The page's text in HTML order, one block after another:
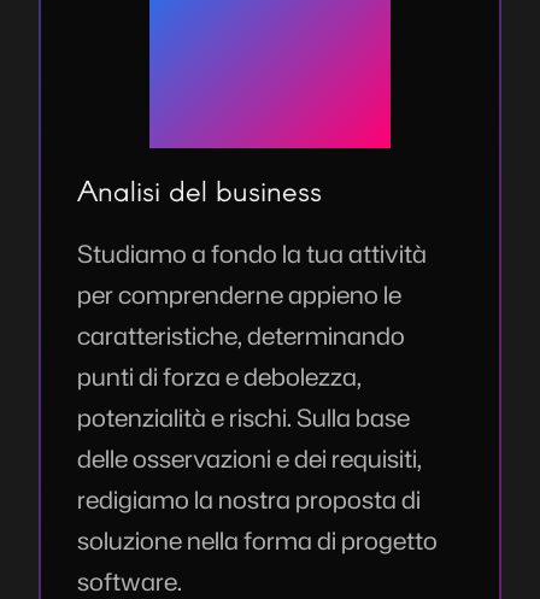
Analisi del business
Studiamo a fondo la tua attività
per comprenderne appieno le
caratteristiche, determinando
punti di forza e debolezza,
potenzialità e rischi. Sulla base
delle osservazioni e dei requisiti,
redigiamo la nostra proposta di
soluzione nella forma di progetto
software.